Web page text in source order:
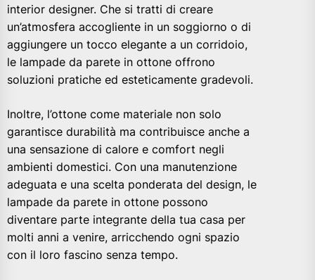
interior designer. Che si tratti di creare
un’atmosfera accogliente in un soggiorno o di
aggiungere un tocco elegante a un corridoio,
le lampade da parete in ottone offrono
soluzioni pratiche ed esteticamente gradevoli.
Inoltre, l’ottone come materiale non solo
garantisce durabilità ma contribuisce anche a
una sensazione di calore e comfort negli
ambienti domestici. Con una manutenzione
adeguata e una scelta ponderata del design, le
lampade da parete in ottone possono
diventare parte integrante della tua casa per
molti anni a venire, arricchendo ogni spazio
con il loro fascino senza tempo.